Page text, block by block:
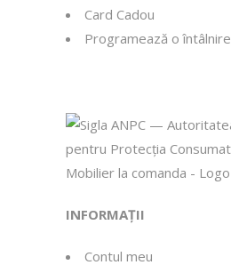
Card Cadou
Programează o întâlnire
INFORMAȚII
Contul meu